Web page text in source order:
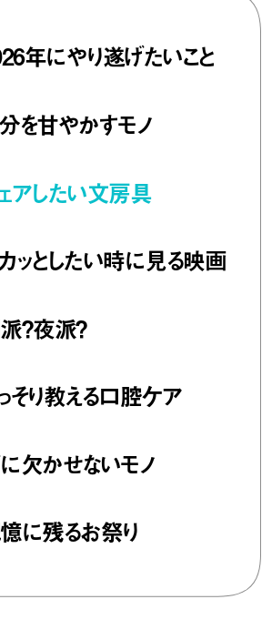
年にやり遂げたいこと
を甘やかすモノ
アしたい文房具
ッとしたい時に見る映画
？夜派？
そり教える口腔ケア
欠かせないモノ
に残るお祭り